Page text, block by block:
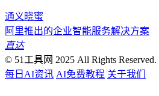
通义晓蜜
阿里推出的企业智能服务解决方案
直达
© 51工具网 2025 All Rights Reserved.
每日AI资讯 AI免费教程 关于我们